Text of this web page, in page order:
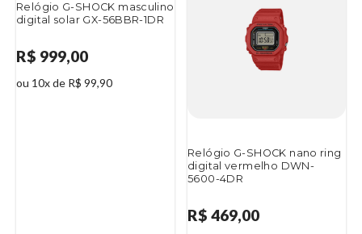
Relógio G-SHOCK masculino
digital solar GX-56BBR-1DR
R$ 999,00
ou 10x de R$ 99,90
Relógio G-SHOCK nano ring
digital vermelho DWN-
5600-4DR
R$ 469,00